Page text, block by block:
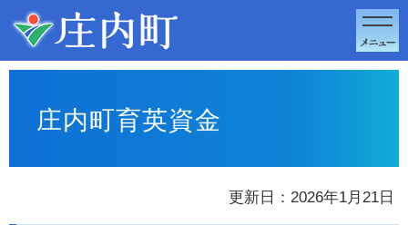
このページの本文へ移動
庄内町育英資金
更新日：2026年1月21日